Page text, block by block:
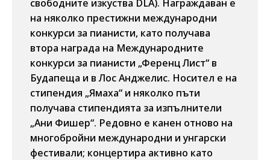
свободните изкуства DLA). Награждаван е
на няколко престижни международни
конкурси за пианисти, като получава
втора награда на Международните
конкурси за пианисти „Ференц Лист“ в
Будапеща и в Лос Анджелис. Носител е на
стипендия „Ямаха“ и няколко пъти
получава стипендията за изпълнители
„Ани Фишер“. Редовно е канен отново на
многобройни международни и унгарски
фестивали; концертира активно като